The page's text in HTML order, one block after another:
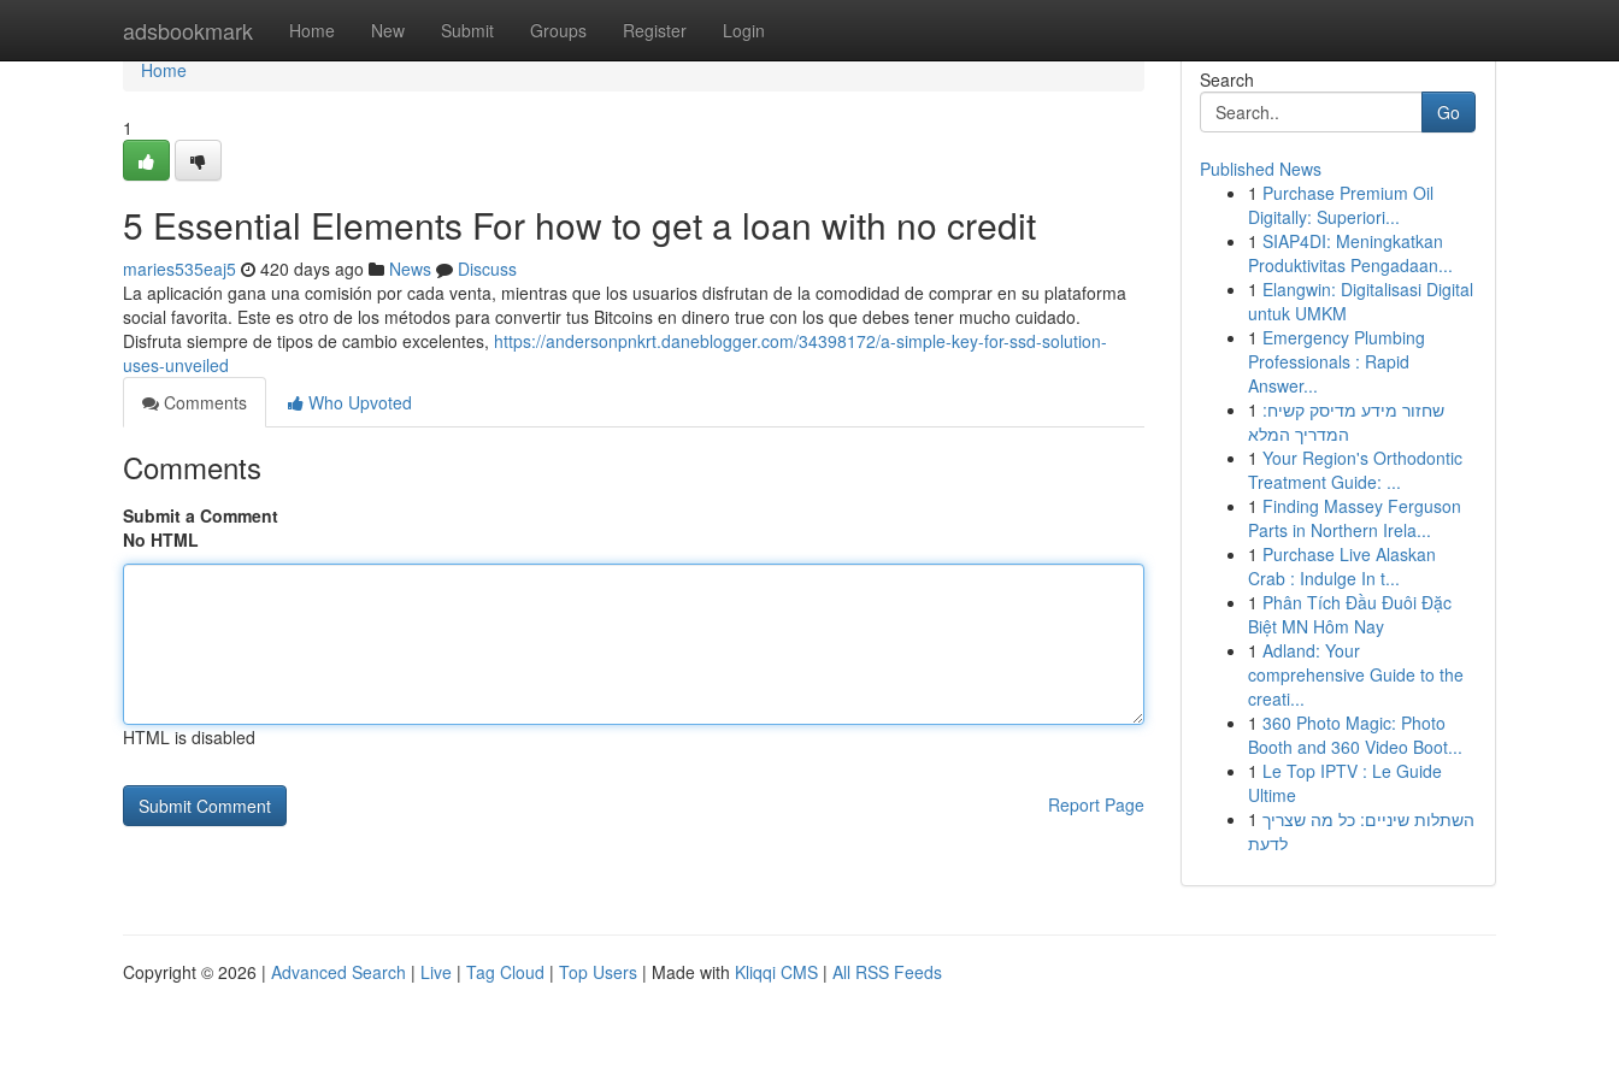
adsbookmark Home New Submit Groups Register Login
Home
Home
1
5 Essential Elements For how to get a loan with no credit​
maries535eaj5 420 days ago News
Discuss
La aplicación gana una comisión por cada venta, mientras que los usuarios disfrutan de la comodidad de comprar en su plataforma
social favorita. Este es otro de los métodos para convertir tus Bitcoins en dinero true con los que debes tener mucho cuidado.
Disfruta siempre de tipos de cambio excelentes, https://andersonpnkrt.daneblogger.com/34398172/a-simple-key-for-ssd-solution-
uses-unveiled
Comments
Who Upvoted
Comments
Submit a Comment
No HTML
HTML is disabled
Report Page
Search
Go
Published News
1 Purchase Premium Oil
Digitally: Superiori...
1 SIAP4DI: Meningkatkan
Produktivitas Pengadaan...
1 Elangwin: Digitalisasi Digital
untuk UMKM
1 Emergency Plumbing
Professionals : Rapid
Answer...
1 שחזור מידע מדיסק קשיח:
המדריך המלא
1 Your Region's Orthodontic
Treatment Guide: ...
1 Finding Massey Ferguson
Parts in Northern Irela...
1 Purchase Live Alaskan
Crab : Indulge In t...
1 Phân Tích Đầu Đuôi Đặc
Biệt MN Hôm Nay
1 Adland: Your
comprehensive Guide to the
creati...
1 360 Photo Magic: Photo
Booth and 360 Video Boot...
1 Le Top IPTV : Le Guide
Ultime
1 השתלות שיניים: כל מה שצריך
לדעת
Copyright © 2026 | Advanced Search | Live | Tag Cloud | Top Users | Made with Kliqqi CMS | All RSS Feeds